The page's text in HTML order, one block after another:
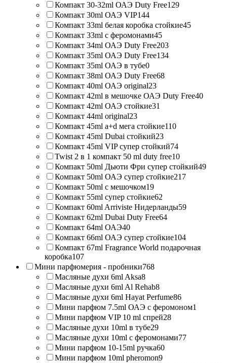
Компакт 30-32ml ОАЭ Duty Free129
Компакт 30ml ОАЭ VIP144
Компакт 33ml белая коробка стойкие45
Компакт 33ml с феромонами45
Компакт 34ml ОАЭ Duty Free203
Компакт 35ml ОАЭ Duty Free134
Компакт 35ml ОАЭ в тубе0
Компакт 38ml ОАЭ Duty Free68
Компакт 40ml ОАЭ original23
Компакт 42ml в мешочке ОАЭ Duty Free40
Компакт 42ml ОАЭ стойкие31
Компакт 44ml original23
Компакт 45ml a+d мега стойкие110
Компакт 45ml Dubai стойкий23
Компакт 45ml VIP супер стойкий74
Twist 2 в 1 компакт 50 ml duty free10
Компакт 50ml Дьюти Фри супер стойкий49
Компакт 50ml ОАЭ супер стойкие217
Компакт 50ml с мешочком19
Компакт 55ml супер стойкие62
Компакт 60ml Arriviste Нидерланды59
Компакт 62ml Dubai Duty Free64
Компакт 64ml ОАЭ40
Компакт 66ml ОАЭ супер стойкие104
Компакт 67ml Fragrance World подарочная
коробка107
Мини парфюмерия - пробники768
Масляные духи 6ml Aksa8
Масляные духи 6ml Al Rehab8
Масляные духи 6ml Hayat Perfume86
Мини парфюм 7.5ml ОАЭ с феромоном1
Мини парфюм VIP 10 ml спрей28
Масляные духи 10ml в тубе29
Масляные духи 10ml с феромонами77
Мини парфюм 10-15ml ручка60
Мини парфюм 10ml pheromon9